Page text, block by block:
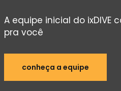
A equipe inicial do ixDIVE
pra você
conheça a equipe